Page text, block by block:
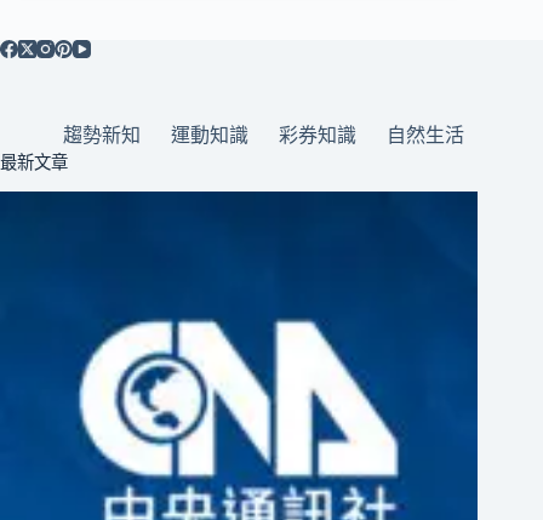
趨勢新知 運動知識 彩券知識 自然生活
最新文章